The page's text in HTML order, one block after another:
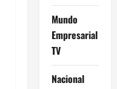
Mundo
Empresarial
TV
Nacional